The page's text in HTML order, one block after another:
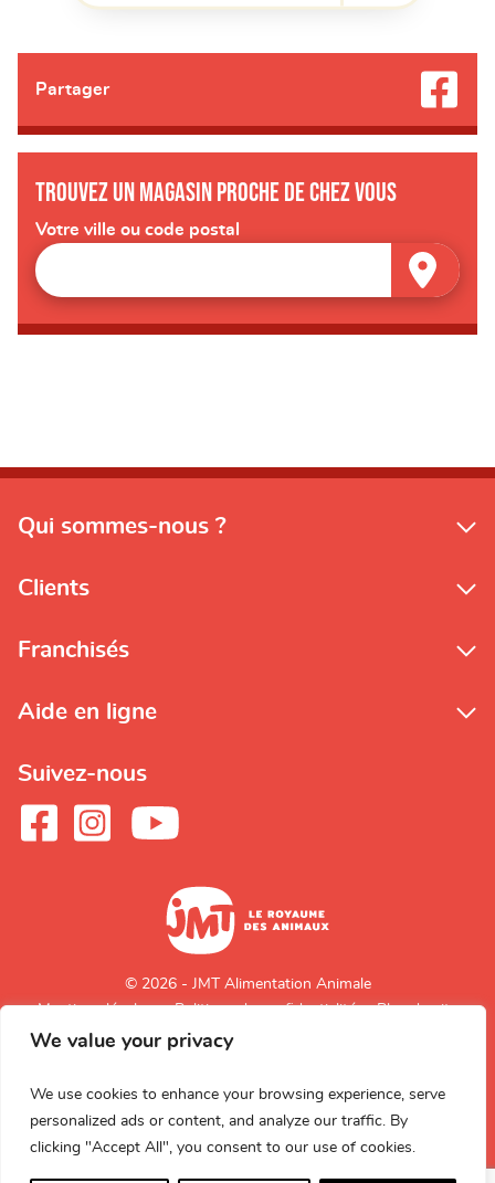
We value your privacy
We use cookies to enhance your browsing experience, serve
personalized ads or content, and analyze our traffic. By
clicking "Accept All", you consent to our use of cookies.
Partager
Trouvez un magasin proche de chez vous
Votre ville ou code postal
Qui sommes-nous ?
Clients
Franchisés
Aide en ligne
Suivez-nous
© 2026 - JMT Alimentation Animale
Mentions légales
Politique de confidentialité Plan du site